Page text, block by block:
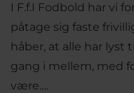
I F.f.I Fodbold har vi
påtage sig faste
håber, at alle har
gang i mellem, med
være….